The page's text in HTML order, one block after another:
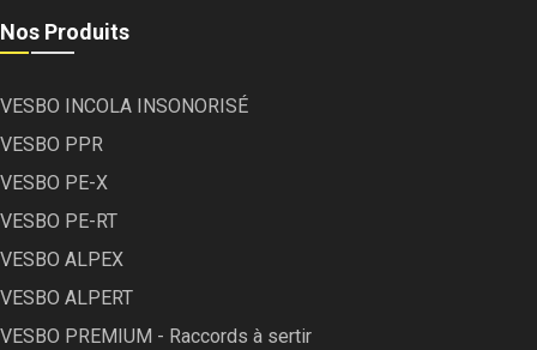
Nos Produits
VESBO INCOLA INSONORISÉ
VESBO PPR
VESBO PE-X
VESBO PE-RT
VESBO ALPEX
VESBO ALPERT
VESBO PREMIUM - Raccords à sertir